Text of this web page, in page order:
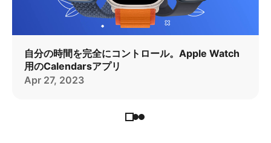
自分の時間を完全にコントロール。Apple Watch
用のCalendarsアプリ
Apr 27, 2023